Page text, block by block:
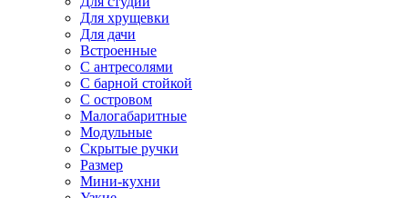
Для хрущевки
Для дачи
Встроенные
С антресолями
С барной стойкой
С островом
Малогабаритные
Модульные
Скрытые ручки
Размер
Мини-кухни